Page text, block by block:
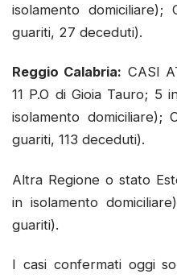
isolamento domiciliare);
guariti, 27 deceduti).
Reggio Calabria: CASI
11 P.O di Gioia Tauro; 5
isolamento domiciliare);
guariti, 113 deceduti).
Altra Regione o stato
in isolamento
guariti).
I casi confermati oggi